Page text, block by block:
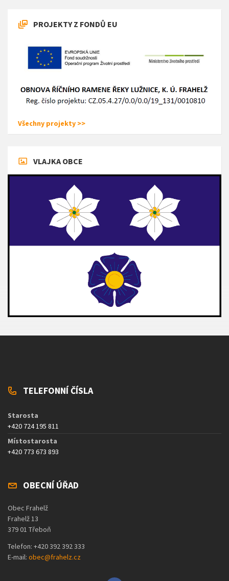
PROJEKTY Z FONDŮ EU
Všechny projekty >>
VLAJKA OBCE
TELEFONNÍ ČÍSLA
Starosta
+420 724 195 811
Místostarosta
+420 773 673 893
OBECNÍ ÚŘAD
Obec Frahelž
Frahelž 13
379 01 Třeboň
Telefon: +420 392 392 333
E-mail: obec@frahelz.cz